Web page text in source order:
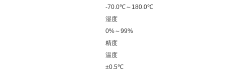
-70.0℃～180.0℃
湿度
0%～99%
精度
温度
±0.5℃